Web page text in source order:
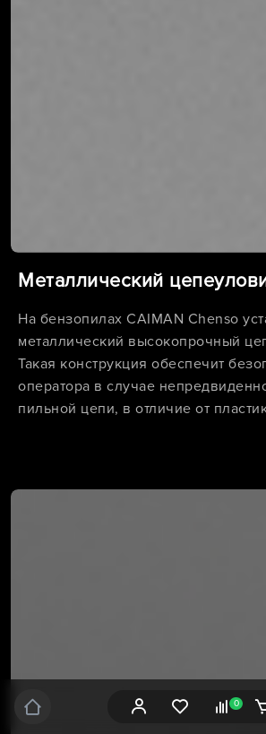
0
Металлический
На бензопилах CAIMAN Chenso
металлический высокопрочный
Такая конструкция обеспечит
оператора в случае
пильной цепи, в отличие от